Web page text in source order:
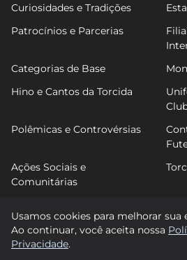
Curiosidades e Tradições
Patrocínios e Parcerias
Categorias de Base
Hino e Cantos da Torcida
Polêmicas e Controvérsias
Ações Sociais e
Comunitárias
FuTimão
Usamos cookies para melhorar sua
Ao continuar, você aceita nossa
Privacidade.